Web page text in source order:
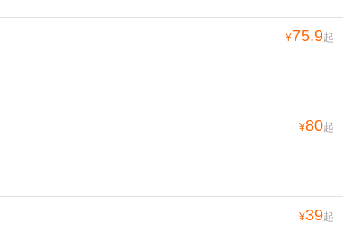
¥75.9起
¥80起
¥39起